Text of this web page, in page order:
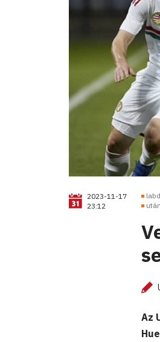
2023-11-17
23:12
Az